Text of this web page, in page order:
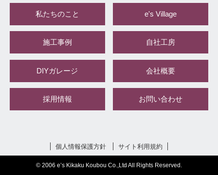
私たちのこと e's Village
施工事例 自社工房
DIYガレージ 会社概要
採用情報 お問い合わせ
個人情報保護方針 サイト利用規約
© 2006 e’s Kikaku Koubou Co.,Ltd All Rights Reserved.